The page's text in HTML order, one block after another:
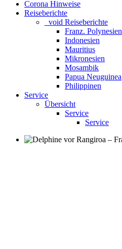
Corona Hinweise
Reiseberichte
_void Reiseberichte
Franz. Polynesien
Indonesien
Mauritius
Mikronesien
Mosambik
Papua Neuguinea
Philippinen
Service
Übersicht
Service
Service